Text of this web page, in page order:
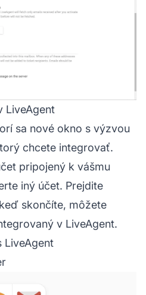
LiveAgent
sa nové okno s výzvou
chcete integrovať.
pripojený k vášmu
iný účet. Prejdite
skončíte, môžete
v LiveAgent.
LiveAgent